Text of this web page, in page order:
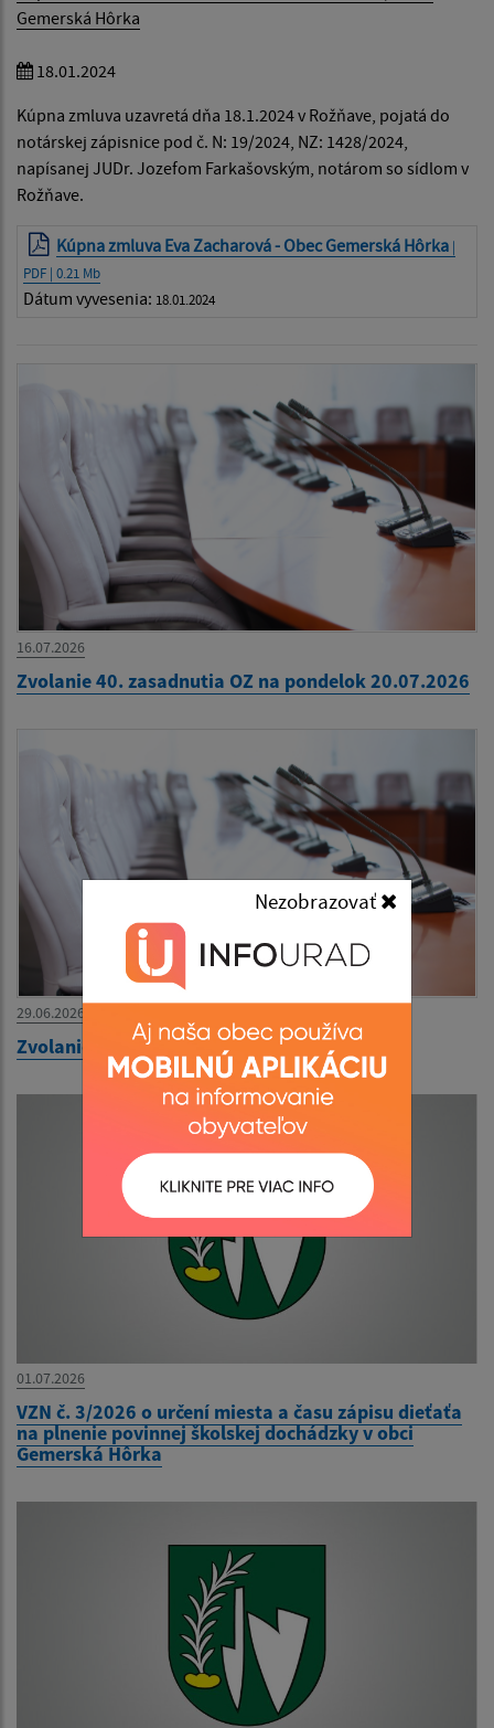
Nezobrazovať
Gemerská Hôrka
18.01.2024
Kúpna zmluva uzavretá dňa 18.1.2024 v Rožňave, pojatá do
notárskej zápisnice pod č. N: 19/2024, NZ: 1428/2024,
napísanej JUDr. Jozefom Farkašovským, notárom so sídlom v
Rožňave.
Kúpna zmluva Eva Zacharová - Obec Gemerská Hôrka |
PDF | 0.21 Mb
Dátum vyvesenia: 18.01.2024
16.07.2026
Zvolanie 40. zasadnutia OZ na pondelok 20.07.2026
29.06.2026
Zvolanie 39. zasadnutia OZ na 30.06.2026
01.07.2026
VZN č. 3/2026 o určení miesta a času zápisu dieťaťa
na plnenie povinnej školskej dochádzky v obci
Gemerská Hôrka